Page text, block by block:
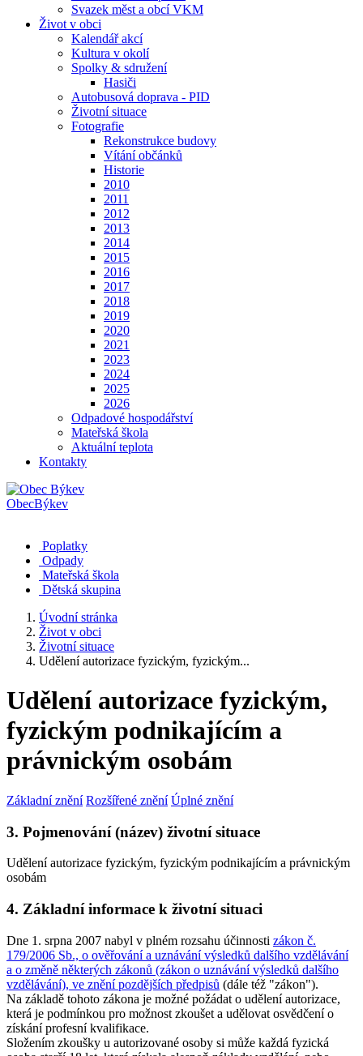
Svazek měst a obcí VKM
Život v obci
Kalendář akcí
Kultura v okolí
Spolky & sdružení
Hasiči
Autobusová doprava - PID
Životní situace
Fotografie
Rekonstrukce budovy
Vítání občánků
Historie
2010
2011
2012
2013
2014
2015
2016
2017
2018
2019
2020
2021
2023
2024
2025
2026
Odpadové hospodářství
Mateřská škola
Aktuální teplota
Kontakty
ObecBýkev
Poplatky
Odpady
Mateřská škola
Dětská skupina
Úvodní stránka
Život v obci
Životní situace
Udělení autorizace fyzickým, fyzickým...
Udělení autorizace fyzickým,
fyzickým podnikajícím a
právnickým osobám
Základní znění Rozšířené znění Úplné znění
3. Pojmenování (název) životní situace
Udělení autorizace fyzickým, fyzickým podnikajícím a právnickým
osobám
4. Základní informace k životní situaci
Dne 1. srpna 2007 nabyl v plném rozsahu účinnosti zákon č.
179/2006 Sb., o ověřování a uznávání výsledků dalšího vzdělávání
a o změně některých zákonů (zákon o uznávání výsledků dalšího
vzdělávání), ve znění pozdějších předpisů (dále též "zákon").
Na základě tohoto zákona je možné požádat o udělení autorizace,
která je podmínkou pro možnost zkoušet a udělovat osvědčení o
získání profesní kvalifikace.
Složením zkoušky u autorizované osoby si může každá fyzická